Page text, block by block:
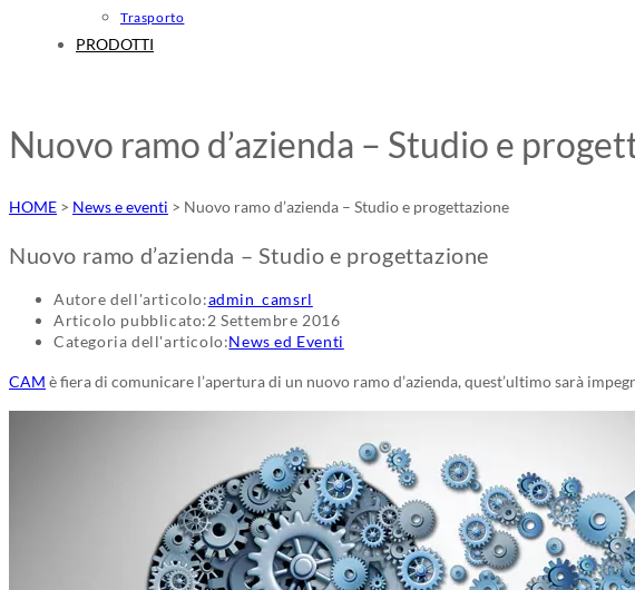
Trasporto
PRODOTTI
Nuovo ramo d’azienda – Studio e
HOME > News e eventi > Nuovo ramo d’azienda – Studio e progettazione
Nuovo ramo d’azienda – Studio e progettazione
Autore dell'articolo:admin_camsrl
Articolo pubblicato:2 Settembre 2016
Categoria dell'articolo:News ed Eventi
CAM è fiera di comunicare l’apertura di un nuovo ramo d’azienda, quest’ultimo sarà